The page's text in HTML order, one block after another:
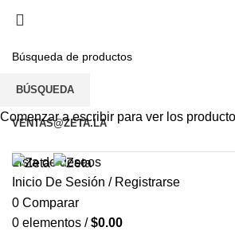
VENTAS@ZETA.LA
Lista de deseos
Inicio De Sesión / Registrarse
0 Comparar
0 elementos / $0.00
BÚSQUEDA
Comenzar a escribir para ver los